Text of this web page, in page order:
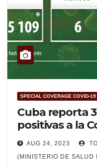
SPECIAL COVERAGE COVID-19
Cuba reporta
positivas a la
AUG 24, 2023
(MINISTERIO DE SALUD